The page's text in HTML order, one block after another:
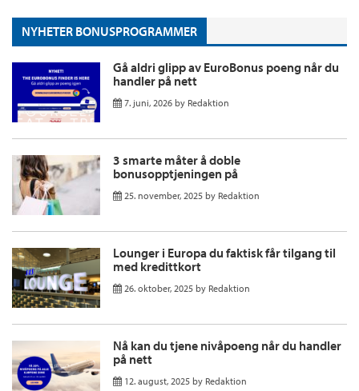
NYHETER BONUSPROGRAMMER
Gå aldri glipp av EuroBonus poeng når du
handler på nett
7. juni, 2026 by Redaktion
3 smarte måter å doble
bonusopptjeningen på
25. november, 2025 by Redaktion
Lounger i Europa du faktisk får tilgang til
med kredittkort
26. oktober, 2025 by Redaktion
Nå kan du tjene nivåpoeng når du handler
på nett
12. august, 2025 by Redaktion